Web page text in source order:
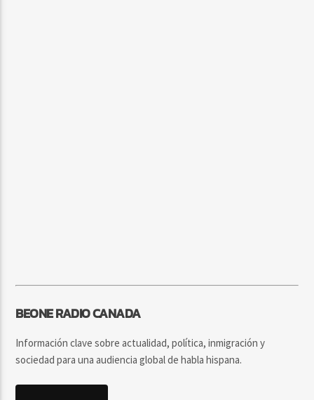
BEONE RADIO CANADA
Información clave sobre actualidad, política, inmigración y
sociedad para una audiencia global de habla hispana.